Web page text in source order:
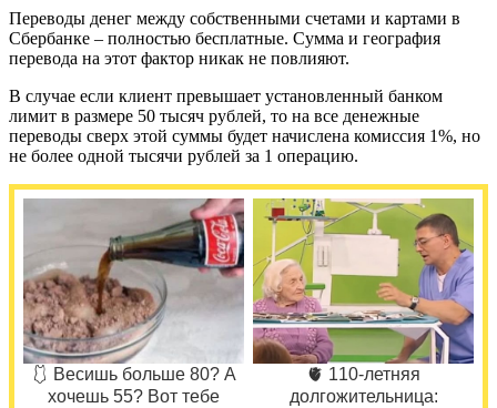
Переводы денег между собственными счетами и картами в
Сбербанке – полностью бесплатные. Сумма и география
перевода на этот фактор никак не повлияют.
В случае если клиент превышает установленный банком
лимит в размере 50 тысяч рублей, то на все денежные
переводы сверх этой суммы будет начислена комиссия 1%, но
не более одной тысячи рублей за 1 операцию.
🩱 Весишь больше 80? А
хочешь 55? Вот тебе
🫀 110-летняя
долгожительница: